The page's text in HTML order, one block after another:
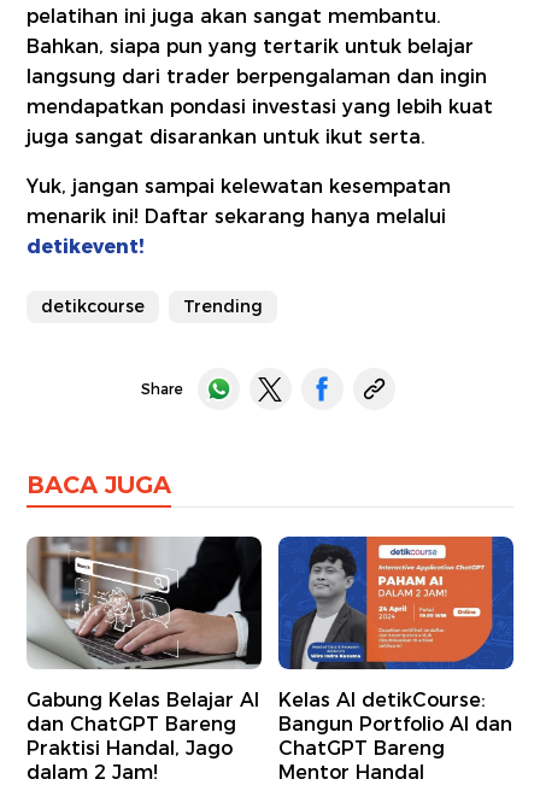
pelatihan ini juga akan sangat membantu.
Bahkan, siapa pun yang tertarik untuk belajar
langsung dari trader berpengalaman dan ingin
mendapatkan pondasi investasi yang lebih kuat
juga sangat disarankan untuk ikut serta.
Yuk, jangan sampai kelewatan kesempatan
menarik ini! Daftar sekarang hanya melalui
detikevent!
detikcourse Trending
Share
BACA JUGA
Gabung Kelas Belajar AI
dan ChatGPT Bareng
Praktisi Handal, Jago
dalam 2 Jam!
Kelas AI detikCourse:
Bangun Portfolio AI dan
ChatGPT Bareng
Mentor Handal